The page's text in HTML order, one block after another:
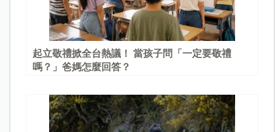
起立敬禮掀全台熱議！ 當孩子問「一定要敬禮
嗎？」爸媽怎麼回答？